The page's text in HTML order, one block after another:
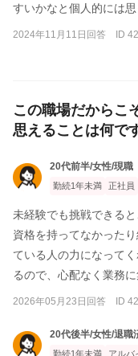
すいかなと個人的には思
2024年11月11日回答 ID
この職場だからこ
思えることは何で
20代前半/女性/現職
勤続1年未満 正社員
未経験でも挑戦できる
資格を持ってなかった
ている人の力になって
るので、心配なく業務に
2026年05月23日回答 ID
20代後半/女性/退職
勤続1年未満 アルバ